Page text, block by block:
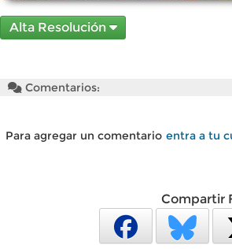
Alta Resolución
Comentarios:
Para agregar un comentario entra a tu
Compartir